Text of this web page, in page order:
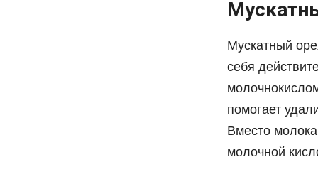
Мускатный
себя
помогает
Вместо
молочной